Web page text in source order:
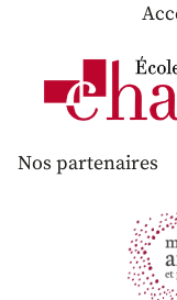
Nos partenaires